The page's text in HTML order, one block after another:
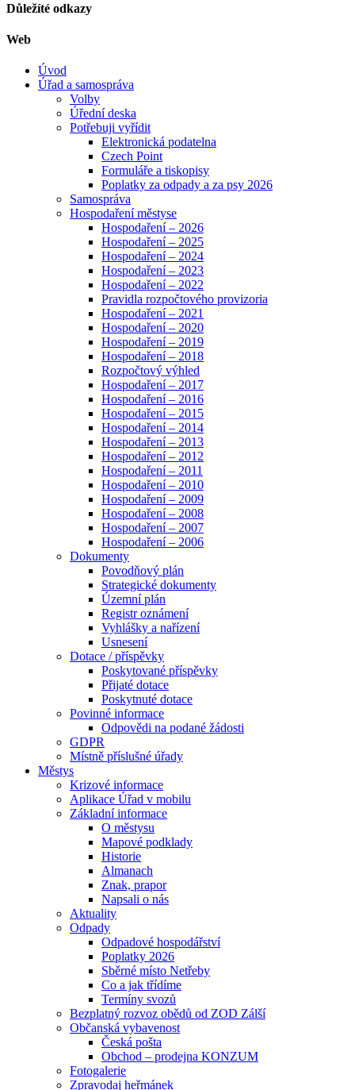
Důležíté odkazy
Web
Úvod
Úřad a samospráva
Volby
Úřední deska
Potřebuji vyřídit
Elektronická podatelna
Czech Point
Formuláře a tiskopisy
Poplatky za odpady a za psy 2026
Samospráva
Hospodaření městyse
Hospodaření – 2026
Hospodaření – 2025
Hospodaření – 2024
Hospodaření – 2023
Hospodaření – 2022
Pravidla rozpočtového provizoria
Hospodaření – 2021
Hospodaření – 2020
Hospodaření – 2019
Hospodaření – 2018
Rozpočtový výhled
Hospodaření – 2017
Hospodaření – 2016
Hospodaření – 2015
Hospodaření – 2014
Hospodaření – 2013
Hospodaření – 2012
Hospodaření – 2011
Hospodaření – 2010
Hospodaření – 2009
Hospodaření – 2008
Hospodaření – 2007
Hospodaření – 2006
Dokumenty
Povodňový plán
Strategické dokumenty
Územní plán
Registr oznámení
Vyhlášky a nařízení
Usnesení
Dotace / příspěvky
Poskytované příspěvky
Přijaté dotace
Poskytnuté dotace
Povinné informace
Odpovědi na podané žádosti
GDPR
Místně příslušné úřady
Městys
Krizové informace
Aplikace Úřad v mobilu
Základní informace
O městysu
Mapové podklady
Historie
Almanach
Znak, prapor
Napsali o nás
Aktuality
Odpady
Odpadové hospodářství
Poplatky 2026
Sběrné místo Netřeby
Co a jak třídíme
Termíny svozů
Bezplatný rozvoz obědů od ZOD Zálší
Občanská vybavenost
Česká pošta
Obchod – prodejna KONZUM
Fotogalerie
Zpravodaj heřmánek